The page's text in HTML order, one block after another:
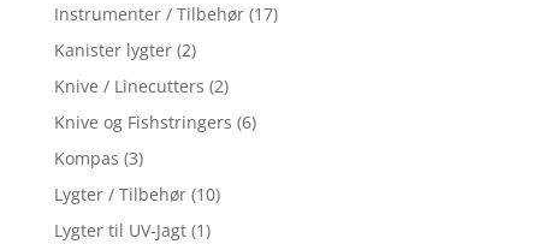
Instrumenter / Tilbehør (17)
Kanister lygter (2)
Knive / Linecutters (2)
Knive og Fishstringers (6)
Kompas (3)
Lygter / Tilbehør (10)
Lygter til UV-Jagt (1)